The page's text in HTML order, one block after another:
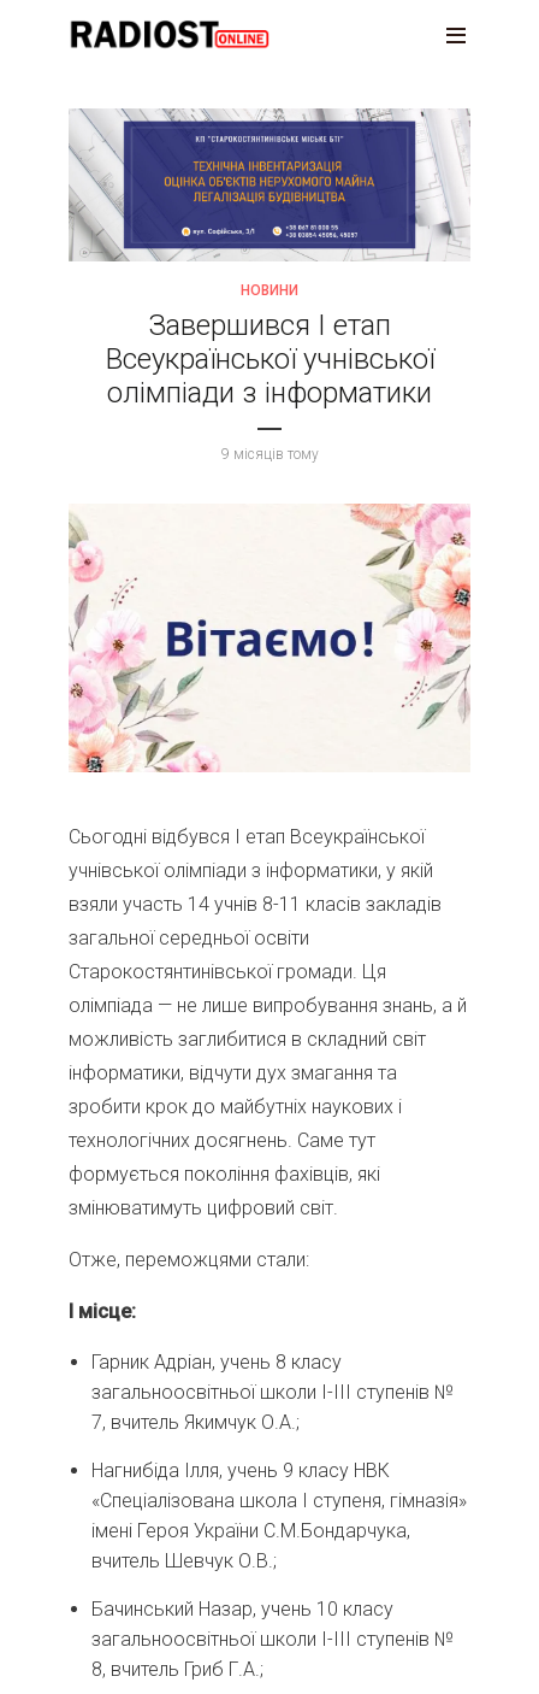
НОВИНИ
Завершився І етап
Всеукраїнської учнівської
олімпіади з інформатики
9 місяців тому
Сьогодні відбувся І етап Всеукраїнської
учнівської олімпіади з інформатики, у якій
взяли участь 14 учнів 8-11 класів закладів
загальної середньої освіти
Старокостянтинівської громади. Ця
олімпіада — не лише випробування знань, а й
можливість заглибитися в складний світ
інформатики, відчути дух змагання та
зробити крок до майбутніх наукових і
технологічних досягнень. Саме тут
формується покоління фахівців, які
змінюватимуть цифровий світ.
Отже, переможцями стали:
І місце:
Гарник Адріан, учень 8 класу
загальноосвітньої школи І-ІІІ ступенів №
7, вчитель Якимчук О.А.;
Нагнибіда Ілля, учень 9 класу НВК
«Спеціалізована школа І ступеня, гімназія»
імені Героя України С.М.Бондарчука,
вчитель Шевчук О.В.;
Бачинський Назар, учень 10 класу
загальноосвітньої школи І-ІІІ ступенів №
8, вчитель Гриб Г.А.;